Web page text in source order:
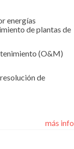
energías
de plantas de
(O&M)
de
más info